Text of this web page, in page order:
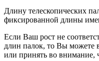
Длину телескопических
фиксированной длины
Если Ваш рост не
длин палок, то Вы можете
или принять во внимание,